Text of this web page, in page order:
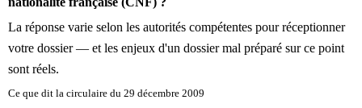
La réponse varie selon les autorités compétentes pour réceptionner
votre dossier — et les enjeux d'un dossier mal préparé sur ce point
sont réels.
Ce que dit la circulaire du 29 décembre 2009